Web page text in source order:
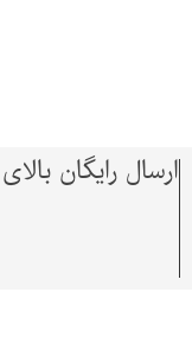
ارسال رایگان بالای 1,500,000